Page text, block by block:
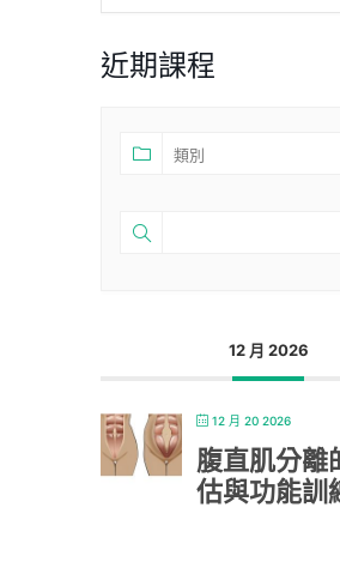
近期課程
12 月 2026
12 月 20 2026
腹直肌分離
估與功能訓